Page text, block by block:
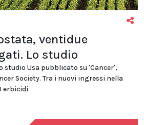
ventidue
Lo studio
studio Usa pubblicato su 'Cancer',
Society. Tra i nuovi ingressi nella
erbicidi